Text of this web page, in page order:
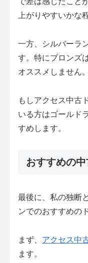
上がりやすいかな
一方、シルバーラ
す。特にブロンズ
オススメしません。
もしアクセス中古
いる方はゴールド
すめします。
おすすめの
最後に、私の独断
ンでのおすすめの
まず、 アクセス中
ます。